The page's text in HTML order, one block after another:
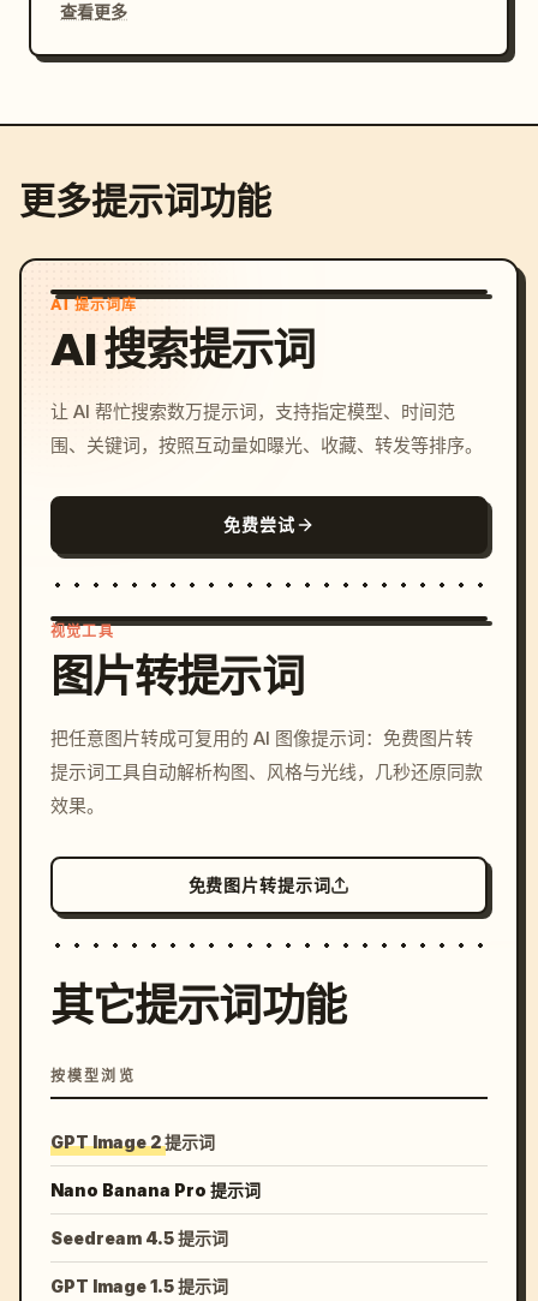
查看更多
更多提示词功能
AI 提示词库
AI 搜索提示词
让 AI 帮忙搜索数万提示词，支持指定模型、时间范
围、关键词，按照互动量如曝光、收藏、转发等排序。
免费尝试
c, cyberpunk sunset, neon
colors, 8k --v 6.0
视觉工具
图片转提示词
把任意图片转成可复用的 AI 图像提示词：免费图片转
提示词工具自动解析构图、风格与光线，几秒还原同款
效果。
免费图片转提示词
其它提示词功能
按模型浏览
GPT Image 2 提示词
Nano Banana Pro 提示词
Seedream 4.5 提示词
GPT Image 1.5 提示词